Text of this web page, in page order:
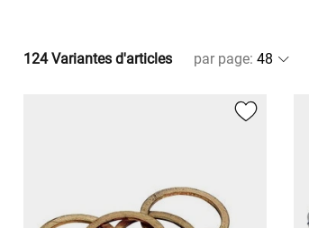
124 Variantes d'articles par page: